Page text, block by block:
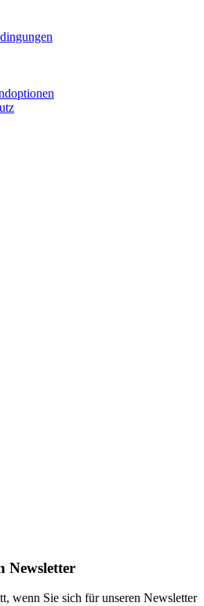
Newsletter
wenn Sie sich für unseren Newsletter